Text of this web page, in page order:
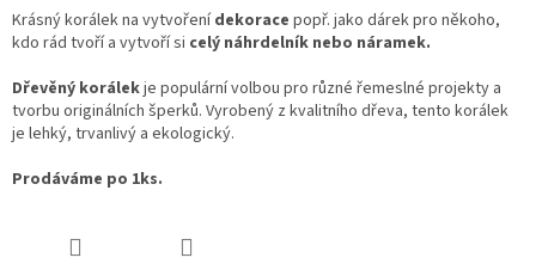
Krásný korálek na vytvořenídekorace popř. jako dárek pro někoho,
kdo rád tvoří a vytvoří si celý náhrdelník nebo náramek.
Dřevěný korálekje populární volbou pro různé řemeslné projekty a
tvorbu originálních šperků. Vyrobený z kvalitního dřeva, tento korálek
je lehký, trvanlivý a ekologický.
Prodáváme po 1ks.